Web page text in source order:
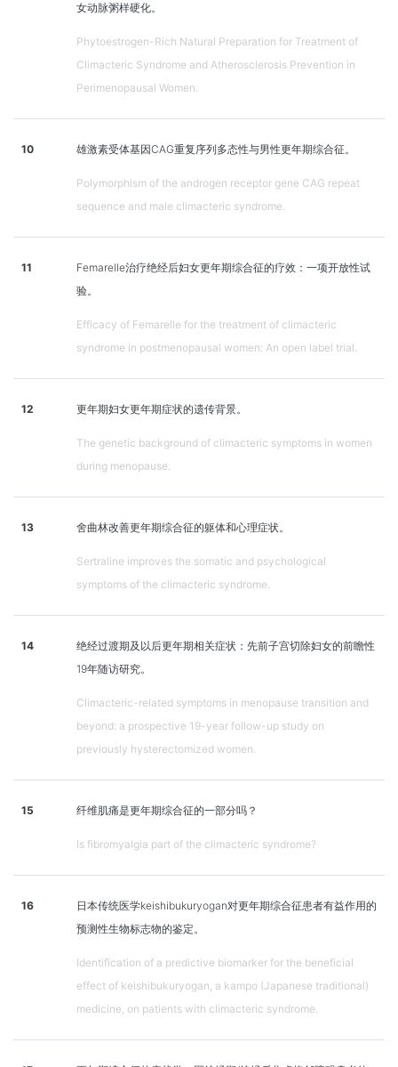
女动脉粥样硬化。
Phytoestrogen-Rich Natural Preparation for Treatment of
Climacteric Syndrome and Atherosclerosis Prevention in
Perimenopausal Women.
10 雄激素受体基因CAG重复序列多态性与男性更年期综合征。
Polymorphism of the androgen receptor gene CAG repeat
sequence and male climacteric syndrome.
11
Femarelle治疗绝经后妇女更年期综合征的疗效：一项开放性试
验。
Efficacy of Femarelle for the treatment of climacteric
syndrome in postmenopausal women: An open label trial.
12 更年期妇女更年期症状的遗传背景。
The genetic background of climacteric symptoms in women
during menopause.
13 舍曲林改善更年期综合征的躯体和心理症状。
Sertraline improves the somatic and psychological
symptoms of the climacteric syndrome.
14
绝经过渡期及以后更年期相关症状：先前子宫切除妇女的前瞻性
19年随访研究。
Climacteric-related symptoms in menopause transition and
beyond: a prospective 19-year follow-up study on
previously hysterectomized women.
15 纤维肌痛是更年期综合征的一部分吗？
Is fibromyalgia part of the climacteric syndrome?
16
日本传统医学keishibukuryogan对更年期综合征患者有益作用的
预测性生物标志物的鉴定。
Identification of a predictive biomarker for the beneficial
effect of keishibukuryogan, a kampo (Japanese traditional)
medicine, on patients with climacteric syndrome.